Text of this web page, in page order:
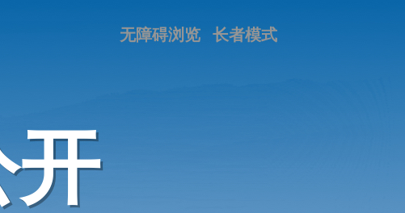
长者模式
无障碍浏览
开